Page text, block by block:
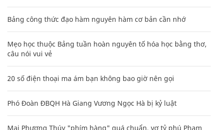
Bảng công thức đạo hàm nguyên hàm cơ bản cần nhớ
Mẹo học thuộc Bảng tuần hoàn nguyên tố hóa học bằng thơ,
câu nói vui vẻ
20 số điện thoại ma ám bạn không bao giờ nên gọi
Phó Đoàn ĐBQH Hà Giang Vương Ngọc Hà bị kỷ luật
Mai Phương Thúy "phím hàng" quá chuẩn, vợ tỷ phú Phạm